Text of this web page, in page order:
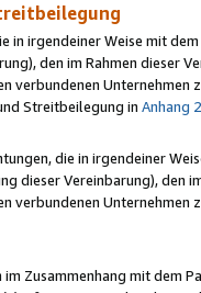
in irgendeiner Weise mit
den im Rahmen dieser
verbundenen
Streitbeilegung in Anhang 2
die in irgendeiner
dieser Vereinbarung), den
verbundenen
Zusammenhang mit dem